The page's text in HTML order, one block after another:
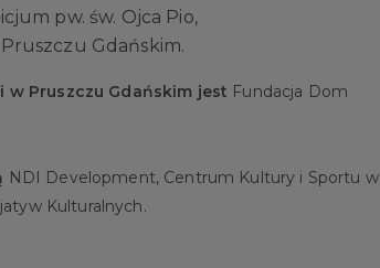
pw. św. Ojca Pio,
Gdańskim.
w Pruszczu Gdańskim jest Fundacja Dom
NDI Development, Centrum Kultury i Sportu w
Kulturalnych.